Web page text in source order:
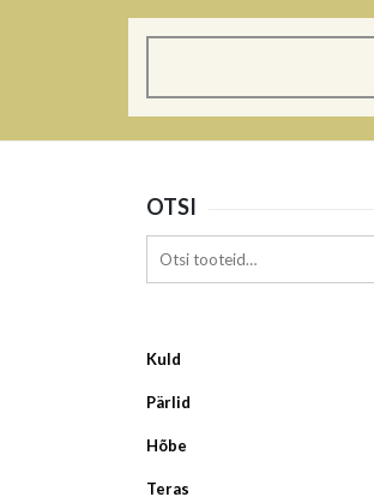
OTSI
Kuld
Pärlid
Hõbe
Teras